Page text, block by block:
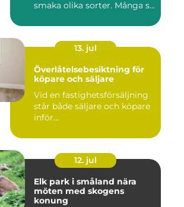
smaka olika sorter. Många s...
13. jul
Överlåtelsebesiktning för
köpare och säljare
Vid en fastighetsförsäljning
står både säljare och köpare
inför...
12. jul
Elk park i småland nära
möten med skogens
konung